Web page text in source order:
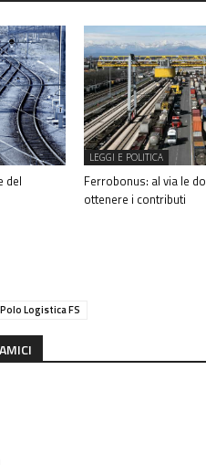
del
LEGGI E POLITICA
Ferrobonus: al via le
ottenere i contributi
Polo Logistica FS